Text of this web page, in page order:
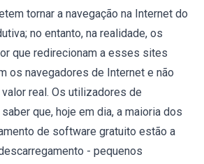
tornar a navegação na Internet do
no entanto, na realidade, os
que redirecionam a esses sites
os navegadores de Internet e não
real. Os utilizadores de
que, hoje em dia, a maioria dos
de software gratuito estão a
- pequenos